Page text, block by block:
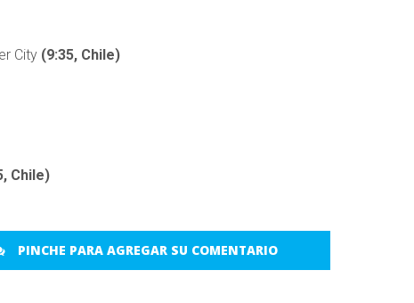
City (9:35, Chile)
Chile)
PINCHE PARA AGREGAR SU COMENTARIO